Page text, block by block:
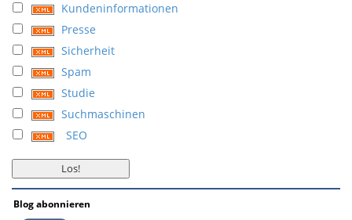
Kundeninformationen
Presse
Sicherheit
Spam
Studie
Suchmaschinen
SEO
Blog abonnieren